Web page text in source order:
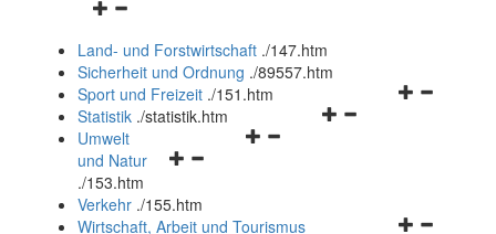
Navigationsmenü
und
schließen
Land- und Forstwirtschaft ./147.htm
Sicherheit und Ordnung ./89557.htm
Navigationsmenü
Sport und Freizeit ./151.htm
Navigationsmenü
Statistik ./statistik.htm
Navigationsmenü
und
schließen
Umwelt
und Natur
./153.htm
Verkehr ./155.htm
Wirtschaft, Arbeit und Tourismus